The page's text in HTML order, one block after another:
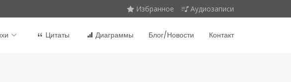
Избранное Аудиозаписи
Цитаты Диаграммы Блог/Новости Контакт